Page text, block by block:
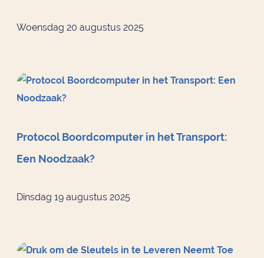
Woensdag 20 augustus 2025
Protocol Boordcomputer in het Transport:
Een Noodzaak?
Dinsdag 19 augustus 2025